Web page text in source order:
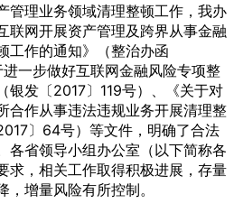
管理业务领域清理整顿工作，我办
联网开展资产管理及跨界从事金融
工作的通知》（整治办函
进一步做好互联网金融风险专项整
银发〔2017〕119号）、《关于对
合作从事违法违规业务开展清理整
〕64号）等文件，明确了合法
各省领导小组办公室（以下简称各
求，相关工作取得积极进展，存量
增量风险有所控制。